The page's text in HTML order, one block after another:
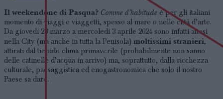
Il weekendone di Pasqua? Comme d’habitude è per gli italiani
momento di viaggi e viaggetti, spesso al mare o nelle città d’arte.
Da giovedì 28 marzo a mercoledì 3 aprile 2024 sono infatti attesi
nella City (ma anche in tutta la Penisola) moltissimi stranieri,
attirati dal tiepido clima primaverile (probabilmente non sanno
delle catinelle d’acqua in arrivo) ma, soprattutto, dalla ricchezza
culturale, paesaggistica ed enogastronomica che solo il nostro
Paese sa dare.